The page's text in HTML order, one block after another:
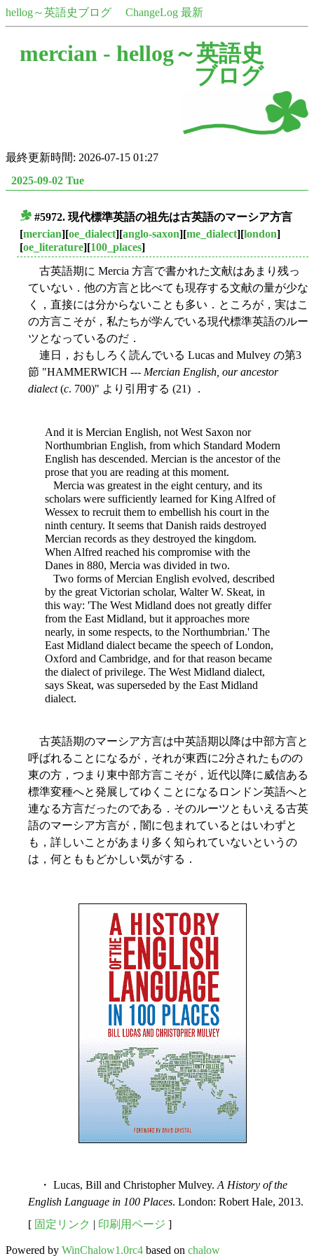
hellog～英語史ブログ ChangeLog 最新
mercian - hellog～英語史
ブログ
最終更新時間: 2026-07-15 01:27
2025-09-02 Tue
#5972. 現代標準英語の祖先は古英語のマーシア方言
[mercian][oe_dialect][anglo-saxon][me_dialect][london]
[oe_literature][100_places]
古英語期に Mercia 方言で書かれた文献はあまり残っ
ていない．他の方言と比べても現存する文献の量が少な
く，直接には分からないことも多い．ところが，実はこ
の方言こそが，私たちが学んでいる現代標準英語のルー
ツとなっているのだ．
連日，おもしろく読んでいる Lucas and Mulvey の第3
節 "HAMMERWICH --- Mercian English, our ancestor
dialect(c. 700)" より引用する (21) ．
And it is Mercian English, not West Saxon nor
Northumbrian English, from which Standard Modern
English has descended. Mercian is the ancestor of the
prose that you are reading at this moment.
Mercia was greatest in the eight century, and its
scholars were sufficiently learned for King Alfred of
Wessex to recruit them to embellish his court in the
ninth century. It seems that Danish raids destroyed
Mercian records as they destroyed the kingdom.
When Alfred reached his compromise with the
Danes in 880, Mercia was divided in two.
Two forms of Mercian English evolved, described
by the great Victorian scholar, Walter W. Skeat, in
this way: 'The West Midland does not greatly differ
from the East Midland, but it approaches more
nearly, in some respects, to the Northumbrian.' The
East Midland dialect became the speech of London,
Oxford and Cambridge, and for that reason became
the dialect of privilege. The West Midland dialect,
says Skeat, was superseded by the East Midland
dialect.
古英語期のマーシア方言は中英語期以降は中部方言と
呼ばれることになるが，それが東西に2分されたものの
東の方，つまり東中部方言こそが，近代以降に威信ある
標準変種へと発展してゆくことになるロンドン英語へと
連なる方言だったのである．そのルーツともいえる古英
語のマーシア方言が，闇に包まれているとはいわずと
も，詳しいことがあまり多く知られていないというの
は，何とももどかしい気がする．
・ Lucas, Bill and Christopher Mulvey. A History of the
English Language in 100 Places. London: Robert Hale, 2013.
[ 固定リンク | 印刷用ページ ]
Powered by WinChalow1.0rc4 based on chalow